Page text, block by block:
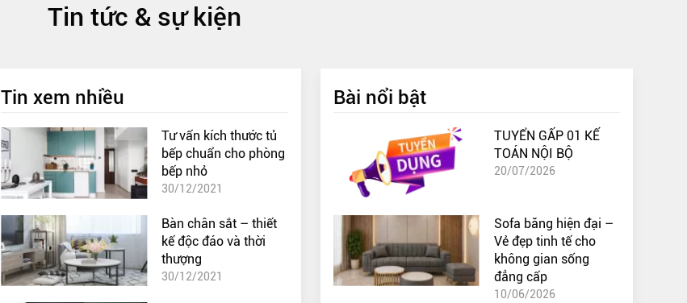
Tin tức & sự kiện
Tin xem nhiều
Tư vấn kích thước tủ
bếp chuẩn cho phòng
bếp nhỏ
30/12/2021
Bàn chân sắt – thiết
kế độc đáo và thời
thượng
30/12/2021
Bài nổi bật
TUYỂN GẤP 01 KẾ
TOÁN NỘI BỘ
20/07/2026
Sofa băng hiện đại –
Vẻ đẹp tinh tế cho
không gian sống
đẳng cấp
10/06/2026